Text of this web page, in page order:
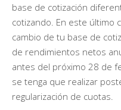
base de cotización
cotizando. En este último
cambio de tu base de
de rendimientos netos
antes del próximo 28 de
se tenga que realizar
regularización de cuotas.